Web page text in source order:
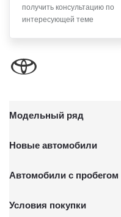
письменного
ТПЗ «Алтуфьево», вл.
получить консультацию по
интересующей теме
Модельный ряд
Новые автомобили
Автомобили с пробегом
Условия покупки